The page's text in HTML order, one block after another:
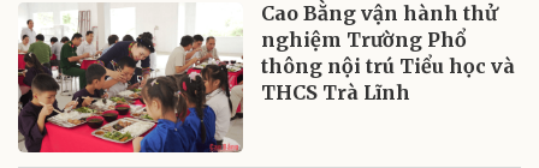
Cao Bằng vận hành thử
nghiệm Trường Phổ
thông nội trú Tiểu học và
THCS Trà Lĩnh